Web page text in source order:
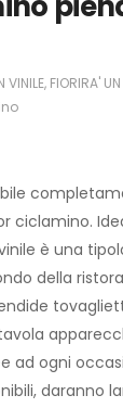
VINILE, FIORIRA'
ciclamino.
è una
della
ad ogni
daranno